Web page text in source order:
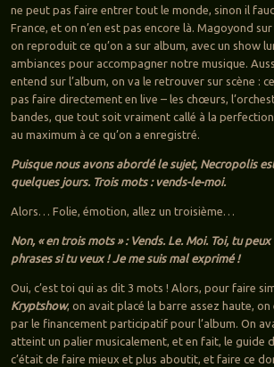
ne peut pas faire entrer tout le monde, sinon il
France, et on n’en est pas encore là. Magoyond sur
on reproduit ce qu’on a sur album, avec un show
ambiances pour accompagner notre musique.
entend sur l’album, on va le retrouver sur scène :
pas faire directement en live – les chœurs,
bandes, que tout soit vraiment callé à la
au maximum à ce qu’on a enregistré.
Puisque nous avons abordé le sujet, Necropolis
quelques jours. Trois mots : vends-le-moi.
Alors… Folie, émotion, allez un troisième…
Non, « en trois mots » : Vends. Le. Moi. Toi, tu
phrases si tu veux ! Je me suis mal exprimé !
Oui, c’est toi qui as dit 3 mots ! Alors, pour faire
Kryptshow, on avait placé la barre assez haute, on
par le financement participatif pour l’album. On
atteint un palier musicalement, et en fait, le guide
c’était de faire mieux et plus aboutit, et faire ce